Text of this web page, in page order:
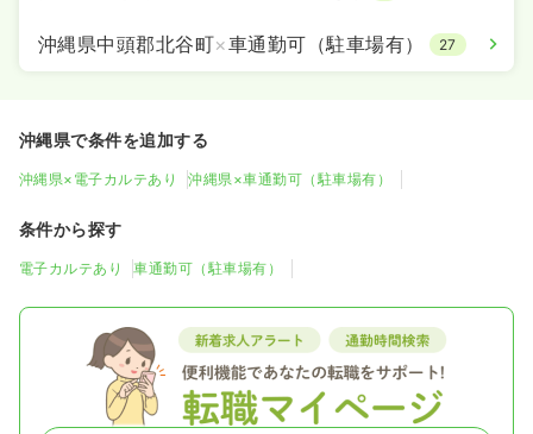
沖縄県中頭郡北谷町×車通勤可（駐車場有） 27
沖縄県で条件を追加する
沖縄県×電子カルテあり 沖縄県×車通勤可（駐車場有）
条件から探す
電子カルテあり 車通勤可（駐車場有）